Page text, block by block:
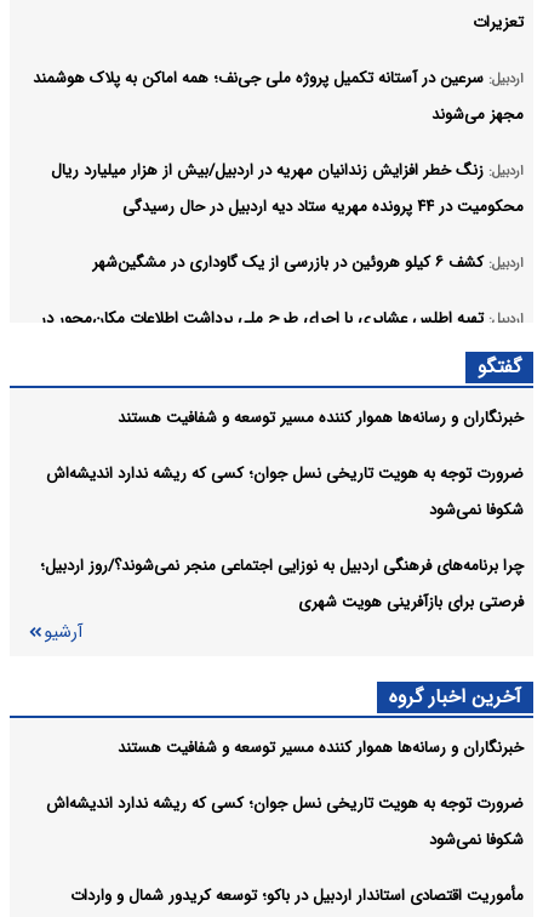
تعزیرات
اردبیل: سرعین در آستانه تکمیل پروژه ملی جی‌نف؛ همه اماکن به پلاک هوشمند
مجهز می‌شوند
اردبیل: زنگ خطر افزایش زندانیان مهریه در اردبیل/بیش از هزار میلیارد ریال
محکومیت در ۴۴ پرونده مهریه ستاد دیه اردبیل در حال رسیدگی
اردبیل: کشف ۶ کیلو هروئین در بازرسی از یک گاوداری در مشگین‌شهر
اردبیل: تهیه اطلس عشایری با اجرای طرح ملی برداشت اطلاعات مکان‌محور در
اردبیل
اردبیل: مجازات جایگزین حبس؛ توزیع بروشورهای آموزشی برای جبران مرگ یک
اردبیل: قانون‌مداری در معاملات؛ کلید کاهش پرونده‌های قضایی/ آموزش
آرشیو
گفتگو
خبرنگاران و رسانه‌ها هموار کننده مسیر توسعه و شفافیت هستند
ضرورت توجه به هویت تاریخی نسل جوان؛ کسی که ریشه ندارد اندیشه‌اش
شکوفا نمی‌شود
چرا برنامه‌های فرهنگی اردبیل به نوزایی اجتماعی منجر نمی‌شوند؟/روز اردبیل؛
فرصتی برای بازآفرینی هویت شهری
آرشیو
آخرین اخبار گروه
خبرنگاران و رسانه‌ها هموار کننده مسیر توسعه و شفافیت هستند
ضرورت توجه به هویت تاریخی نسل جوان؛ کسی که ریشه ندارد اندیشه‌اش
شکوفا نمی‌شود
مأموریت اقتصادی استاندار اردبیل در باکو؛ توسعه کریدور شمال و واردات